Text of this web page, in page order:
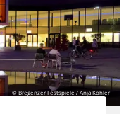
© Bregenzer Festspiele / Anja Köhler